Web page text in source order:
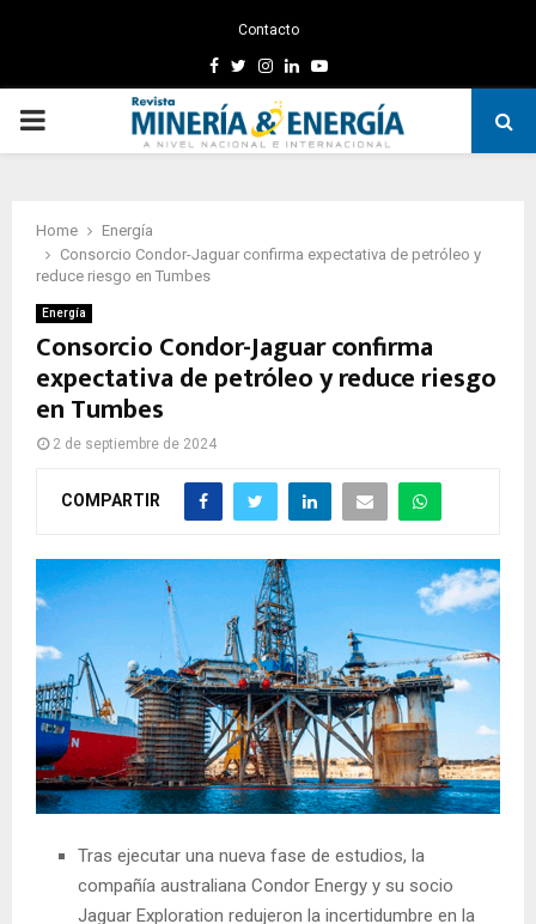
Contacto
Facebook
TwitterInstagram
LinkedinYoutube
PRIMARY
Home
Energía
Consorcio Condor-Jaguar confirma expectativa de petróleo y
reduce riesgo en Tumbes
Energía
Consorcio Condor-Jaguar confirma
expectativa de petróleo y reduce riesgo
en Tumbes
2 de septiembre de 2024
COMPARTIR
Tras ejecutar una nueva fase de estudios, la
compañía australiana Condor Energy y su socio
Jaguar Exploration redujeron la incertidumbre en la